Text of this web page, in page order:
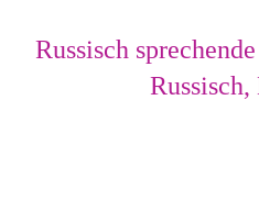
Russisch
Russisch,